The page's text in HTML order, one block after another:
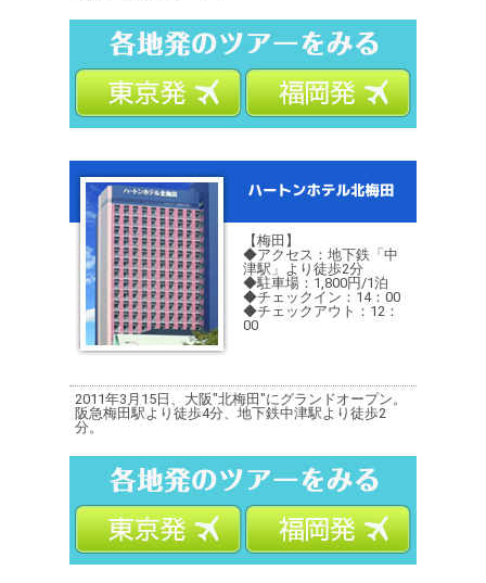
【梅田】
◆アクセス：地下鉄「中
津駅」より徒歩2分
◆駐車場：1,800円/1泊
◆チェックイン：14：00
◆チェックアウト：12：
00
2011年3月15日、大阪"北梅田"にグランドオープン。
阪急梅田駅より徒歩4分、地下鉄中津駅より徒歩2
分。